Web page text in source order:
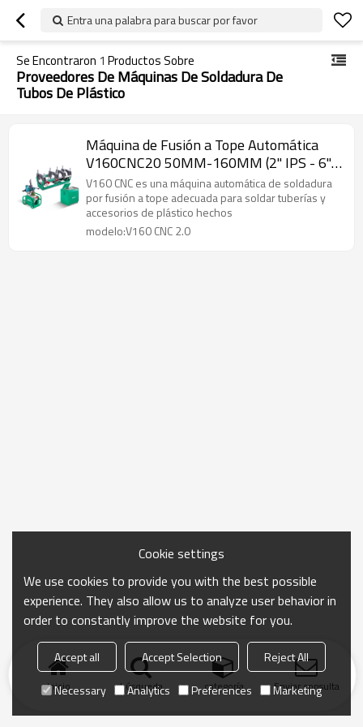
Entra una palabra para buscar por favor
Se Encontraron 1 Productos Sobre
Proveedores De Máquinas De Soldadura De
Tubos De Plástico
Máquina de Fusión a Tope Automática
V160CNC20 50MM-160MM (2" IPS - 6"
IPS)
V160 CNC es una máquina automática de soldadura
por fusión a tope adecuada para soldar tuberías y
accesorios de plástico hechos
modelo:V160 CNC 2.0
Inicio búsqueda categoría Enviar consulta
Cookie settings
We use cookies to provide you with the best possible
experience. They also allow us to analyze user behavior in
order to constantly improve the website for you.
Accept all Accept Selection
Reject All
Necessary
Analytics Preferences Marketing